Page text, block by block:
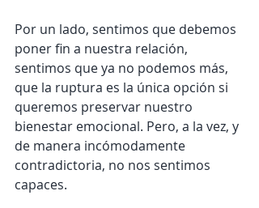
Por un lado, sentimos que debemos
poner fin a nuestra relación,
sentimos que ya no podemos más,
que la ruptura es la única opción si
queremos preservar nuestro
bienestar emocional. Pero, a la vez, y
de manera incómodamente
contradictoria, no nos sentimos
capaces.